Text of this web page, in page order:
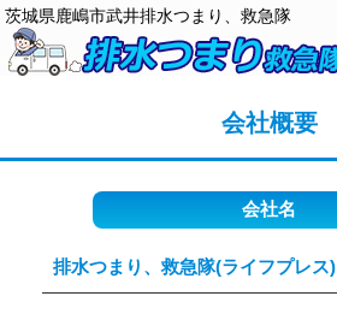
茨城県鹿嶋市武井排水つまり、救急隊
会社概要
会社名
排水つまり、救急隊(ライフプレス)